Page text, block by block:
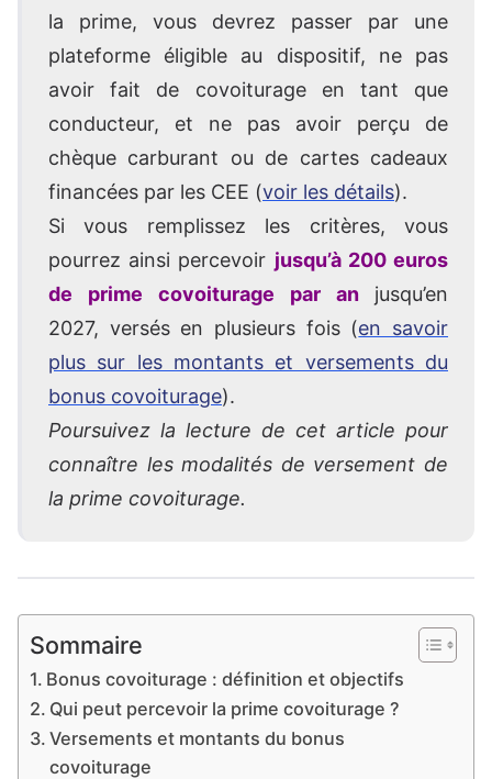
la prime, vous devrez passer par une
plateforme éligible au dispositif, ne pas
avoir fait de covoiturage en tant que
conducteur, et ne pas avoir perçu de
chèque carburant ou de cartes cadeaux
financées par les CEE (voir les détails).
Si vous remplissez les critères, vous
pourrez ainsi percevoir jusqu’à 200 euros
de prime covoiturage par an
jusqu’en
2027, versés en plusieurs fois (en savoir
plus sur les montants et versements du
bonus covoiturage).
Poursuivez la lecture de cet article pour
connaître les modalités de versement de
la prime covoiturage.
Sommaire
Bonus covoiturage : définition et objectifs
Qui peut percevoir la prime covoiturage ?
Versements et montants du bonus
covoiturage